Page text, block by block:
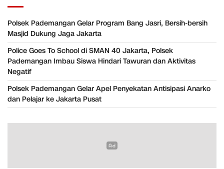
Polsek Pademangan Gelar Program Bang Jasri, Bersih-bersih
Masjid Dukung Jaga Jakarta
Police Goes To School di SMAN 40 Jakarta, Polsek
Pademangan Imbau Siswa Hindari Tawuran dan Aktivitas
Negatif
Polsek Pademangan Gelar Apel Penyekatan Antisipasi Anarko
dan Pelajar ke Jakarta Pusat